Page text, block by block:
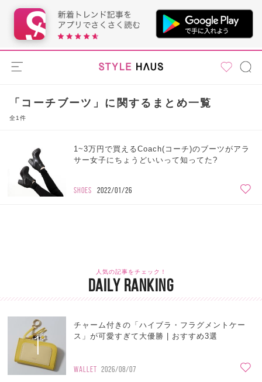
「コーチブーツ」に関するまとめ一覧
全1件
1~3万円で買えるCoach(コーチ)のブーツがアラ
サー女子にちょうどいいって知ってた?
SHOES 2022/01/26
人気の記事をチェック！
DAILY RANKING
1
チャーム付きの「ハイブラ・フラグメントケー
ス」が可愛すぎて大優勝 | おすすめ3選
WALLET 2026/08/07